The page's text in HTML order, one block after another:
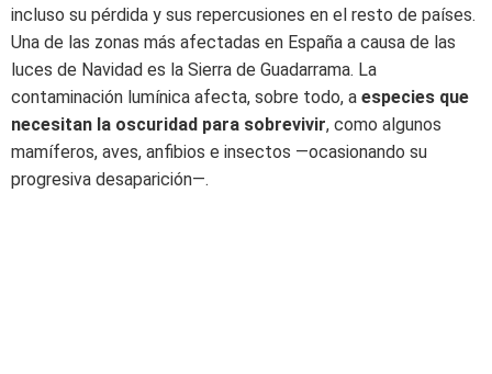
incluso su pérdida y sus repercusiones en el resto de países.
Una de las zonas más afectadas en España a causa de las
luces de Navidad es la Sierra de Guadarrama. La
contaminación lumínica afecta, sobre todo, a especies que
necesitan la oscuridad para sobrevivir, como algunos
mamíferos, aves, anfibios e insectos —ocasionando su
progresiva desaparición—.